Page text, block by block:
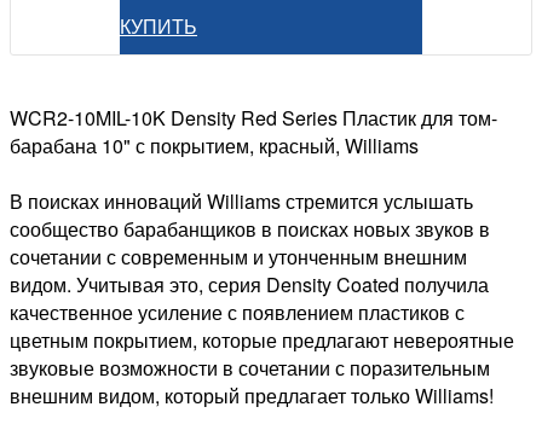
КУПИТЬ
WCR2-10MIL-10K Density Red Series Пластик для том-
барабана 10" с покрытием, красный, Williams
В поисках инноваций Williams стремится услышать
сообщество барабанщиков в поисках новых звуков в
сочетании с современным и утонченным внешним
видом. Учитывая это, серия Density Coated получила
качественное усиление с появлением пластиков с
цветным покрытием, которые предлагают невероятные
звуковые возможности в сочетании с поразительным
внешним видом, который предлагает только Williams!